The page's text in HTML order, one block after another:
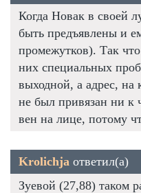
Когда Новак в своей
быть предъявлены и
промежутков). Так
них специальных
выходной, а адрес,
не был привязан ни к
вен на лице, потому
Krolichja ответил(а)
Зуевой (27,88) таком